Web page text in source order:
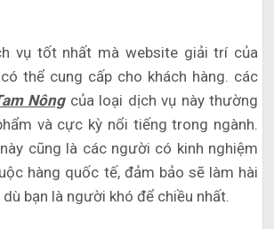
vụ tốt nhất mà website giải trí của
thể cung cấp cho khách hàng. các
Nôngcủa loại dịch vụ này thường
và cực kỳ nổi tiếng trong ngành.
cũng là các người có kinh nghiệm
hàng quốc tế, đảm bảo sẽ làm hài
bạn là người khó để chiều nhất.